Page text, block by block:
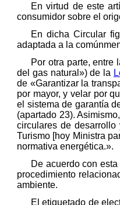
En virtud de este
consumidor sobre el
En dicha Circular
adaptada a la
Por otra parte, entre
del gas natural») de la
de «Garantizar la
por mayor, y velar por
el sistema de garantía
(apartado 23).
circulares de
Turismo [hoy Ministra
normativa energética.».
De acuerdo con
procedimiento
ambiente.
El etiquetado de